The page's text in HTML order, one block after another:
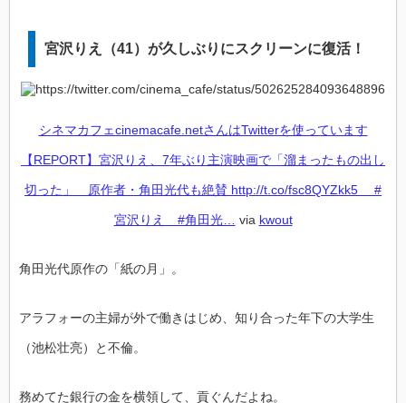
宮沢りえ（41）が久しぶりにスクリーンに復活！
シネマカフェcinemacafe.netさんはTwitterを使っています
【REPORT】宮沢りえ、7年ぶり主演映画で「溜まったもの出し
切った」 原作者・角田光代も絶賛 http://t.co/fsc8QYZkk5 #
宮沢りえ #角田光… via kwout
角田光代原作の「紙の月」。
アラフォーの主婦が外で働きはじめ、知り合った年下の大学生
（池松壮亮）と不倫。
務めてた銀行の金を横領して、貢ぐんだよね。